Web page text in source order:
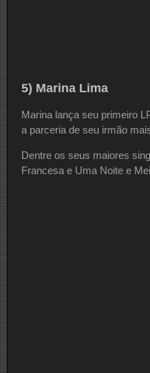
5) Marina Lima
Marina lança seu primeiro
a parceria de seu irmão
Dentre os seus maiores
Francesa e Uma Noite e